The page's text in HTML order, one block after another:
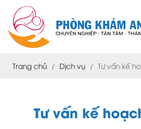
Trang chủ Dịch vụ Tư vấn kế
Tư vấn kế